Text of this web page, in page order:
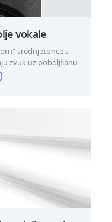
vokale
srednjetonce s
zvuk uz poboljšanu